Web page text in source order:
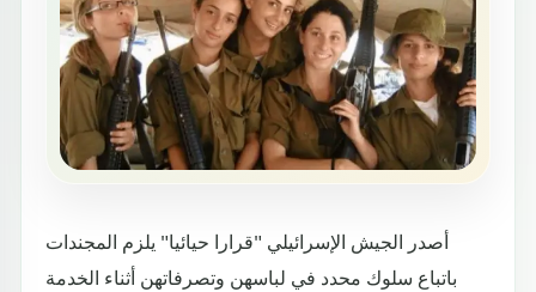
أصدر الجيش الإسرائيلي "قرارا حيائيا" يلزم المجندات
باتباع سلوك محدد في لباسهن وتصرفاتهن أثناء الخدمة